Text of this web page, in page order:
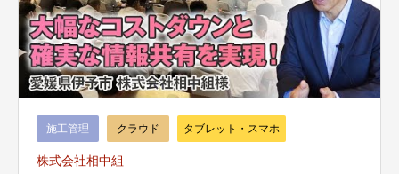
施工管理 クラウド タブレット・スマホ
株式会社相中組